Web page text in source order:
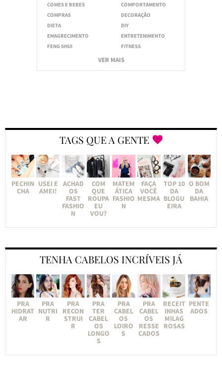
COMES E BEBES
COMPORTAMENTO
COMPRAS
DECORAÇÃO
DIETA
DIY
EMAGRECIMENTO
ENTRETENIMENTO
FENG SHUI
FITNESS
VER MAIS
TAGS QUE A GENTE
PECHIN
CHA
USEI E
AMEI!
ACHAD
OS
FAST
FASHIO
N
COM
QUE
ROUPA
EU
VOU?
MATEM
ÁTICA
FASHIO
N
FAÇA
VOCÊ
MESMA
TOP 10
DA
BLOGU
EIRA
O BOM
DA
BAHIA
TENHA CABELOS INCRÍVEIS JÁ
PRA
HIDRAT
AR
PRA
NUTRI
R
PRA
RECON
STRUI
R
PRA
TER
CABEL
OS
LONGO
S
PRA
CABEL
OS
LOIRO
S
PRA
CABEL
OS
RESSE
CADOS
RECEIT
INHAS
MILAG
ROSAS
PENTE
ADOS